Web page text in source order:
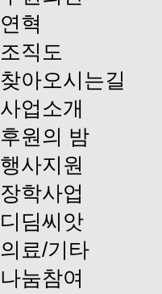
연혁
조직도
찾아오시는길
사업소개
후원의 밤
행사지원
장학사업
디딤씨앗
의료/기타
나눔참여